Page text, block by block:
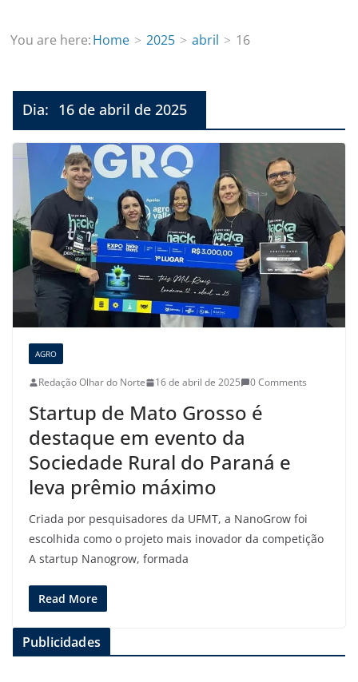
You are here:Home 2025 abril 16
Dia: 16 de abril de 2025
AGRO
Redação Olhar do Norte 16 de abril de 2025 0 Comments
Startup de Mato Grosso é
destaque em evento da
Sociedade Rural do Paraná e
leva prêmio máximo
Criada por pesquisadores da UFMT, a NanoGrow foi
escolhida como o projeto mais inovador da competição
A startup Nanogrow, formada
Read More
Publicidades